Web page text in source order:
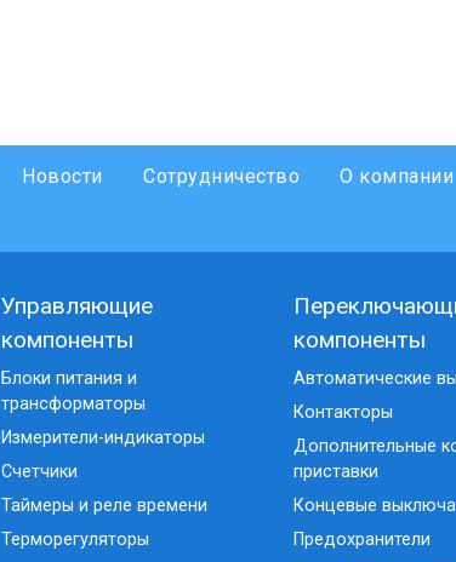
Новости Сотрудничество
О компании
Управляющие
компоненты
Блоки питания и
трансформаторы
Измерители-индикаторы
Счетчики
Таймеры и реле времени
Терморегуляторы
компоненты
Автоматические
Контакторы
Дополнительные
приставки
Концевые
Предохранители